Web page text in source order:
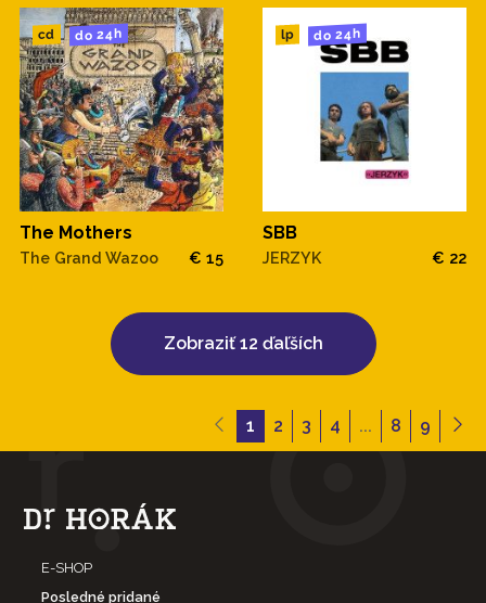
cd do 24h
The Mothers
The Grand Wazoo € 15
lp do 24h
SBB
JERZYK € 22
Zobraziť 12 ďaľších
1 2 3 4 ... 8 9
E-SHOP
Posledné pridané